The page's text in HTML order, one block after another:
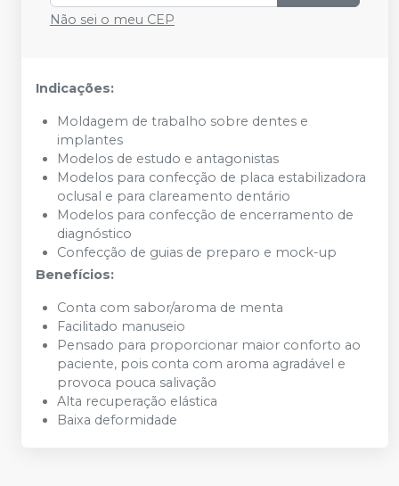
Não sei o meu CEP
Indicações:
Moldagem de trabalho sobre dentes e
implantes
Modelos de estudo e antagonistas
Modelos para confecção de placa estabilizadora
oclusal e para clareamento dentário
Modelos para confecção de encerramento de
diagnóstico
Confecção de guias de preparo e mock-up
Benefícios:
Conta com sabor/aroma de menta
Facilitado manuseio
Pensado para proporcionar maior conforto ao
paciente, pois conta com aroma agradável e
provoca pouca salivação
Alta recuperação elástica
Baixa deformidade